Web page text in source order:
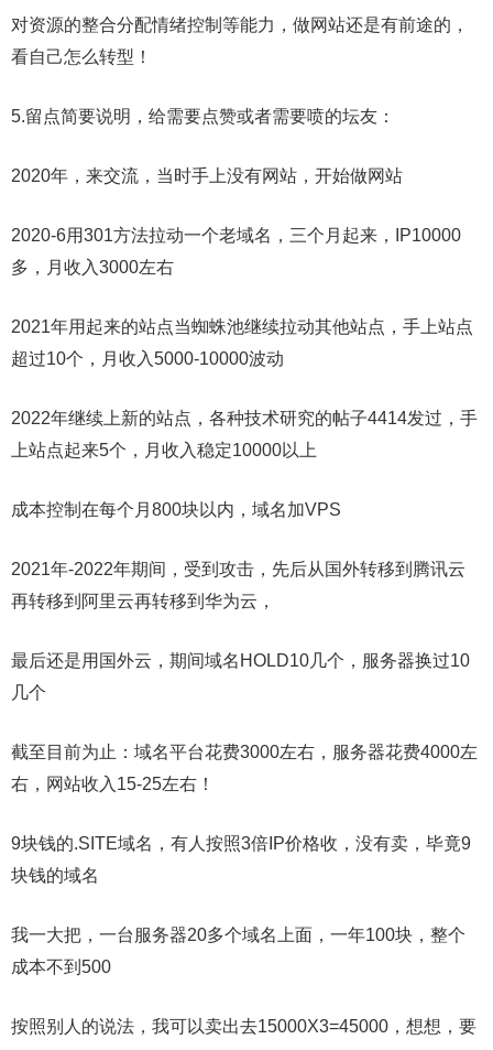
对资源的整合分配情绪控制等能力，做网站还是有前途的，
看自己怎么转型！
5.留点简要说明，给需要点赞或者需要喷的坛友：
2020年，来交流，当时手上没有网站，开始做网站
2020-6用301方法拉动一个老域名，三个月起来，IP10000
多，月收入3000左右
2021年用起来的站点当蜘蛛池继续拉动其他站点，手上站点
超过10个，月收入5000-10000波动
2022年继续上新的站点，各种技术研究的帖子4414发过，手
上站点起来5个，月收入稳定10000以上
成本控制在每个月800块以内，域名加VPS
2021年-2022年期间，受到攻击，先后从国外转移到腾讯云
再转移到阿里云再转移到华为云，
最后还是用国外云，期间域名HOLD10几个，服务器换过10
几个
截至目前为止：域名平台花费3000左右，服务器花费4000左
右，网站收入15-25左右！
9块钱的.SITE域名，有人按照3倍IP价格收，没有卖，毕竟9
块钱的域名
我一大把，一台服务器20多个域名上面，一年100块，整个
成本不到500
按照别人的说法，我可以卖出去15000X3=45000，想想，要